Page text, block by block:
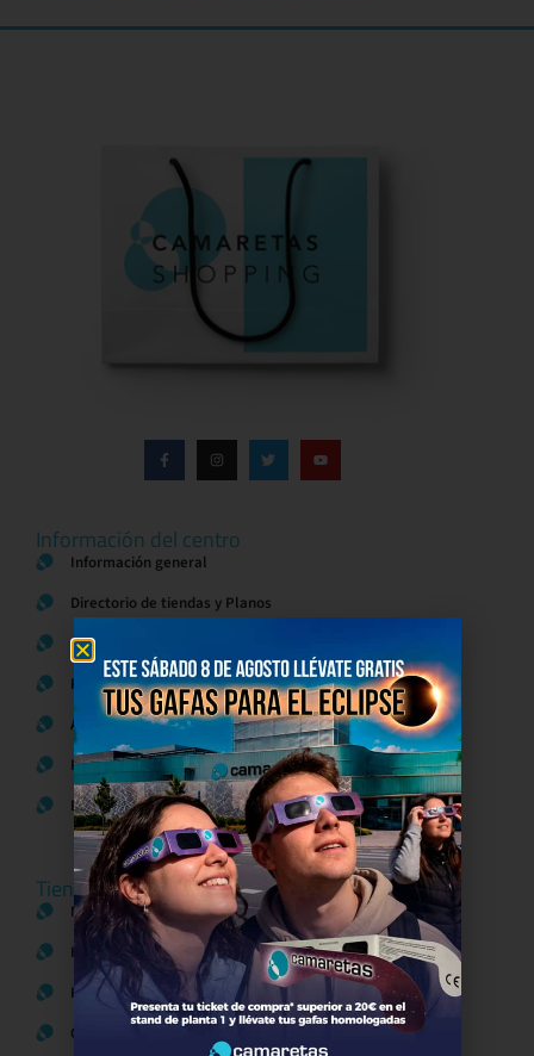
Información del centro
Información general
Directorio de tiendas y Planos
Contacto
Política de Privacidad
Aviso Legal
Política de Cookies
Bases legales Concursos y Promociones
Tiendas
Moda
Hogar y Alimentación
Regalos y Complementos
Ocio y Restauración